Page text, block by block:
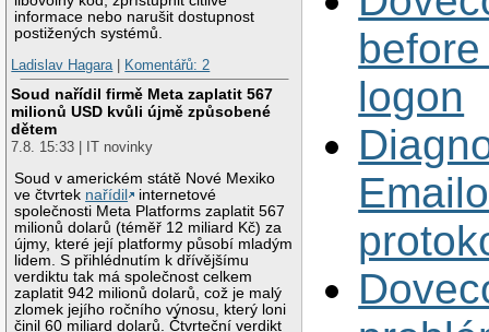
informace nebo narušit dostupnost
postižených systémů.
Ladislav Hagara| Komentářů: 2
Soud nařídil firmě Meta zaplatit 567
milionů USD kvůli újmě způsobené
dětem
7.8. 15:33 | IT novinky
Soud v americkém státě Nové Mexiko
ve čtvrtek nařídil
internetové
společnosti Meta Platforms zaplatit 567
milionů dolarů (téměř 12 miliard Kč) za
újmy, které její platformy působí mladým
lidem. S přihlédnutím k dřívějšímu
verdiktu tak má společnost celkem
zaplatit 942 milionů dolarů, což je malý
zlomek jejího ročního výnosu, který loni
činil 60 miliard dolarů. Čtvrteční verdikt
logon